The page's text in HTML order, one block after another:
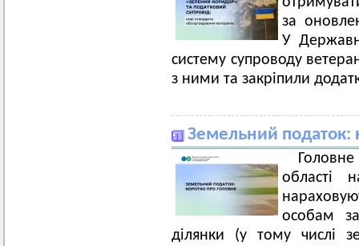
за
У
систему супроводу
з ними та закріпили
Земельний податок:
області
особам
ділянки (у тому числі